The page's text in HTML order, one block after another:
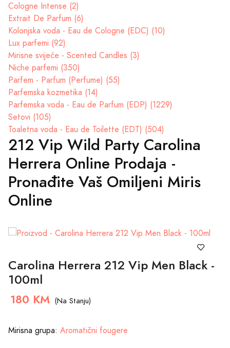
Cologne Intense (2)
Extrait De Parfum (6)
Kolonjska voda - Eau de Cologne (EDC) (10)
Lux parfemi (92)
Mirisne svijeće - Scented Candles (3)
Niche parfemi (350)
Parfem - Parfum (Perfume) (55)
Parfemska kozmetika (14)
Parfemska voda - Eau de Parfum (EDP) (1229)
Setovi (105)
Toaletna voda - Eau de Toilette (EDT) (504)
212 Vip Wild Party Carolina
Herrera Online Prodaja -
Pronađite Vaš Omiljeni Miris
Online
Carolina Herrera 212 Vip Men Black -
100ml
180 KM (Na Stanju)
Mirisna grupa: Aromatični fougere